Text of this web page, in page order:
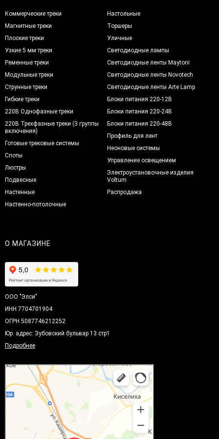
Коммерческие треки
Магнитные треки
Плоские треки
Узкие 5 мм треки
Ременные треки
Модульные треки
Струнные треки
Гибкие треки
220В Однофазные треки
220В Трехфазные треки (3 группы
включения)
Готовые трековые системы
Споты
Люстры
Подвесные
Настенные
Настенно-потолочные
Настольные
Торшеры
Уличные
Светодиодные лампы
Светодиодные ленты Maytoni
Светодиодные ленты Novotech
Светодиодные ленты Arte Lamp
Блоки питания 220-12В
Блоки питания 220-24В
Блоки питания 220-48В
Профиль для лент
Неоновые системы
Управление освещением
Электроустановочные изделия
Voltum
Распродажа
О МАГАЗИНЕ
ООО "Элси"
ИНН 7704701904
ОГРН 5087746212252
Юр. адрес: Зубовский бульвар 13 стр1
Подробнее